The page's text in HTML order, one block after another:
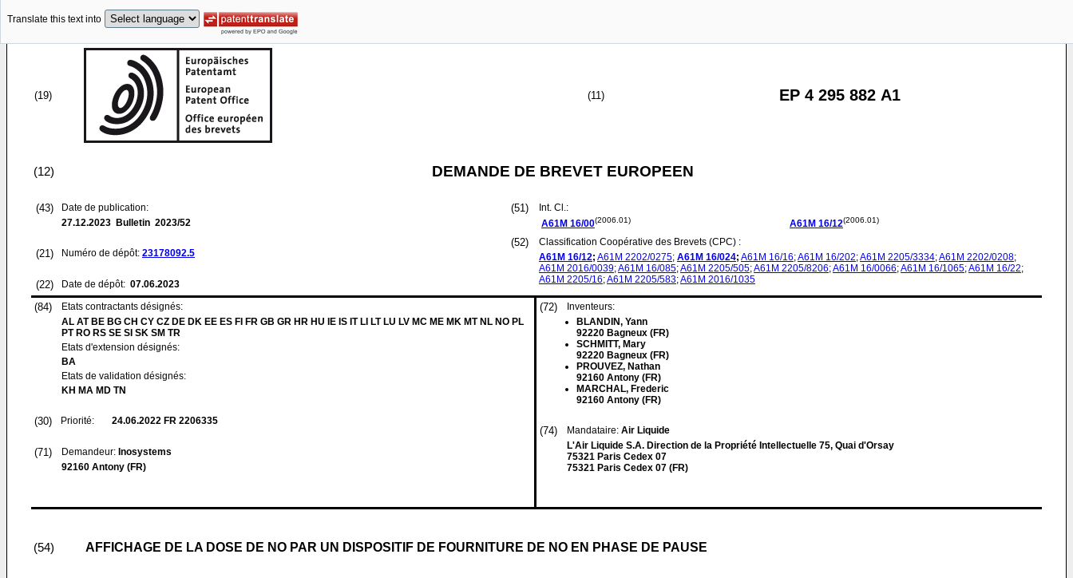
Translate this text into
(19) (11) EP 4 295 882 A1
(12) DEMANDE DE BREVET EUROPEEN
(43)
Date de publication:
27.12.2023 Bulletin 2023/52
(21) Numéro de dépôt: 23178092.5
(22) Date de dépôt: 07.06.2023
(51)
Int. Cl.:
A61M 16/00(2006.01) A61M 16/12(2006.01)
(52)
Classification Coopérative des Brevets (CPC) :
A61M 16/12; A61M 2202/0275; A61M 16/024; A61M 16/16;A61M 16/202;A61M 2205/3334;A61M 2202/0208;
A61M 2016/0039;A61M 16/085;A61M 2205/505;A61M 2205/8206;A61M 16/0066;A61M 16/1065;A61M 16/22;
A61M 2205/16;A61M 2205/583;A61M 2016/1035
(84)
Etats contractants désignés:
AL AT BE BG CH CY CZ DE DK EE ES FI FR GB GR HR HU IE IS IT LI LT LU LV MC ME MK MT NL NO PL
PT RO RS SE SI SK SM TR
Etats d'extension désignés:
BA
Etats de validation désignés:
KH MA MD TN
(30) Priorité: 24.06.2022 FR 2206335
(71) Demandeur: Inosystems
92160 Antony (FR)
(72)
Inventeurs:
BLANDIN, Yann
92220 Bagneux (FR)
SCHMITT, Mary
92220 Bagneux (FR)
PROUVEZ, Nathan
92160 Antony (FR)
MARCHAL, Frederic
92160 Antony (FR)
(74) Mandataire: Air Liquide
L'Air Liquide S.A. Direction de la Propriété Intellectuelle 75, Quai d'Orsay
75321 Paris Cedex 07
75321 Paris Cedex 07 (FR)
(54) AFFICHAGE DE LA DOSE DE NO PAR UN DISPOSITIF DE FOURNITURE DE NO EN PHASE DE PAUSE